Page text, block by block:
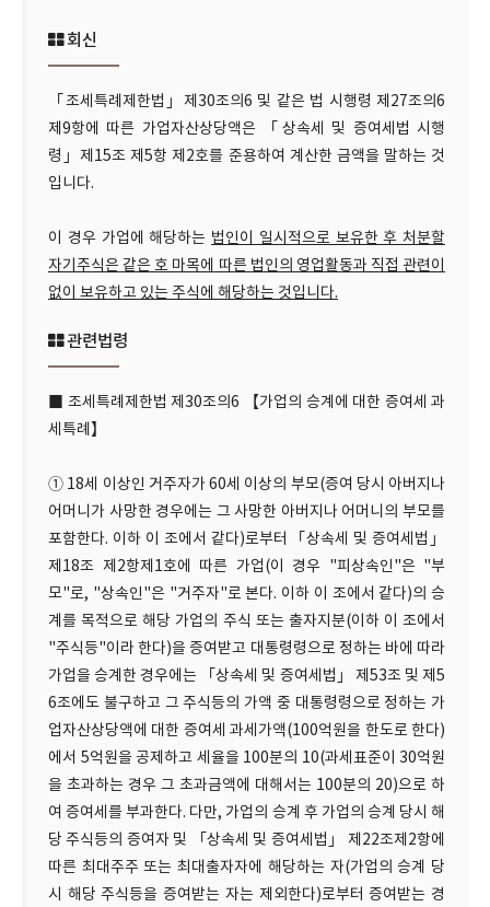
회신
「조세특례제한법」제30조의6 및 같은 법 시행령 제27조의6
제9항에 따른 가업자산상당액은 「상속세 및 증여세법 시행
령」제15조 제5항 제2호를 준용하여 계산한 금액을 말하는 것
입니다.
이 경우 가업에 해당하는 법인이 일시적으로 보유한 후 처분할
자기주식은 같은 호 마목에 따른 법인의 영업활동과 직접 관련이
없이 보유하고 있는 주식에 해당하는 것입니다.
관련법령
■ 조세특례제한법 제30조의6 【가업의 승계에 대한 증여세 과
세특례】
① 18세 이상인 거주자가 60세 이상의 부모(증여 당시 아버지나
어머니가 사망한 경우에는 그 사망한 아버지나 어머니의 부모를
포함한다. 이하 이 조에서 같다)로부터「상속세 및 증여세법」
제18조 제2항제1호에 따른 가업(이 경우 "피상속인"은 "부
모"로, "상속인"은 "거주자"로 본다. 이하 이 조에서 같다)의 승
계를 목적으로 해당 가업의 주식 또는 출자지분(이하 이 조에서
"주식등"이라 한다)을 증여받고 대통령령으로 정하는 바에 따라
가업을 승계한 경우에는 「상속세 및 증여세법」 제53조 및 제5
6조에도 불구하고 그 주식등의 가액 중 대통령령으로 정하는 가
업자산상당액에 대한 증여세 과세가액(100억원을 한도로 한다)
에서 5억원을 공제하고 세율을 100분의 10(과세표준이 30억원
을 초과하는 경우 그 초과금액에 대해서는 100분의 20)으로 하
여 증여세를 부과한다. 다만, 가업의 승계 후 가업의 승계 당시 해
당 주식등의 증여자 및 「상속세 및 증여세법」 제22조제2항에
따른 최대주주 또는 최대출자자에 해당하는 자(가업의 승계 당
시 해당 주식등을 증여받는 자는 제외한다)로부터 증여받는 경